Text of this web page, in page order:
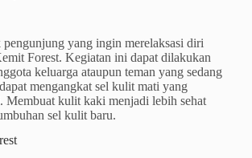
yang ingin merelaksasi diri
Forest. Kegiatan ini dapat dilakukan
keluarga ataupun teman yang sedang
mengangkat sel kulit mati yang
Membuat kulit kaki menjadi lebih sehat
sel kulit baru.